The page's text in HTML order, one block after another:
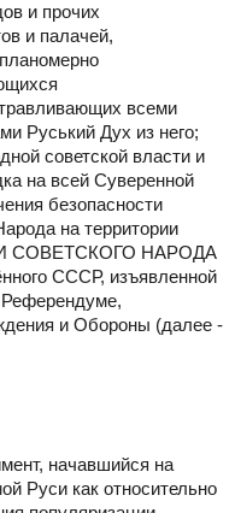
и прочих
и палачей,
всеми
Руський Дух из него;
советской власти и
на всей Суверенной
безопасности
на территории
СОВЕТСКОГО НАРОДА
СССР, изъявленной
Референдуме,
и Обороны (далее -
начавшийся на
Руси как относительно